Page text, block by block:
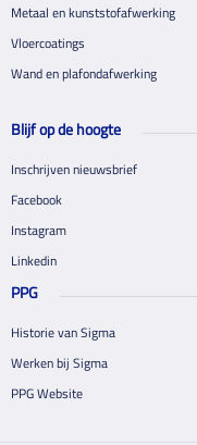
Metaal en kunststofafwerking
Vloercoatings
Wand en plafondafwerking
Blijf op de hoogte
Inschrijven nieuwsbrief
Facebook
Instagram
Linkedin
PPG
Historie van Sigma
Werken bij Sigma
PPG Website